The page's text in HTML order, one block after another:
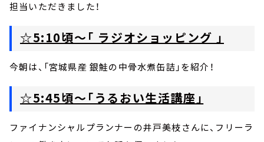
担当いただきました！
☆5:10頃～「 ラジオショッピング 」
今朝は、「宮城県産 銀鮭の中骨水煮缶詰」を紹介！
☆5:45頃～「うるおい生活講座」
ファイナンシャルプランナーの井戸美枝さんに、フリーラ